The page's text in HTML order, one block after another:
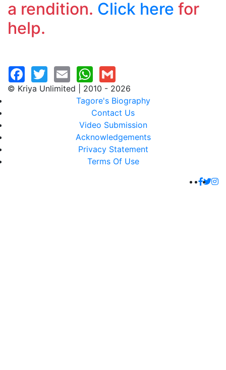
a rendition. Click here for
help.
© Kriya Unlimited | 2010 - 2026
Tagore's Biography
Contact Us
Video Submission
Acknowledgements
Privacy Statement
Terms Of Use